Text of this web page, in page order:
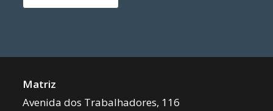
Matriz
Avenida dos Trabalhadores, 116